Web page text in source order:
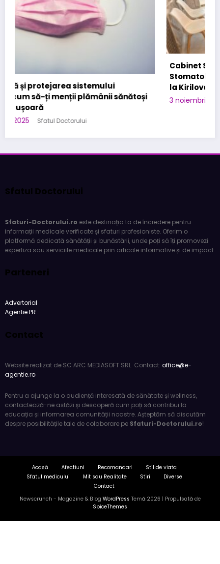
Cabinet Stomatologic specializat in Urgente
Stomatologice – interventii rapide in Bucuresti
la Kirilova Dent
3 noiembrie 2025 Sfatul Doctorului
informații medicale verificate și sfaturi profesioniste. Oferim o
platformă dedicată sănătății și bunăstării, unde poți să îți promovezi
expertiza sau serviciile medicale prin articole informative și de impact.
Agentie PR
agentie.ro
contactează-ne astăzi și descoperă cum poți să contribui la
educația și informarea comunității noastre. Așteptăm să discutăm
despre posibilitățile tale de colaborare pe Sfaturi-Doctorului.ro
Acasă Afectiuni Recomandari
Stil de viata
Sfatul medicului
Mit sau Realitate Stiri
Diverse
Contact
Newscrunch - Magazine & BlogWordPress